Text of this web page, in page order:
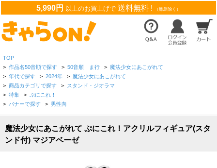
5,990円 以上のお買上げで 送料無料 ! （離島除く）
TOP
> 作品名50音順で探す > 50音順 ま行 > 魔法少女にあこがれて
> 年代で探す > 2024年 > 魔法少女にあこがれて
> 商品カテゴリで探す > スタンド・ジオラマ
> 特集 > ぷにこれ！
> バナーで探す > 男性向
魔法少女にあこがれて ぷにこれ！アクリルフィギュア(スタ
ンド付) マジアベーゼ